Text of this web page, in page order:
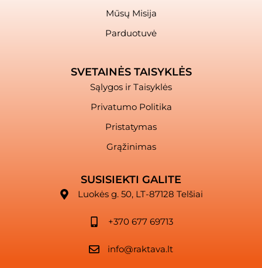
Mūsų Misija
Parduotuvė
SVETAINĖS TAISYKLĖS
Sąlygos ir Taisyklės
Privatumo Politika
Pristatymas
Grąžinimas
SUSISIEKTI GALITE
Luokės g. 50, LT-87128 Telšiai
+370 677 69713
info@raktava.lt